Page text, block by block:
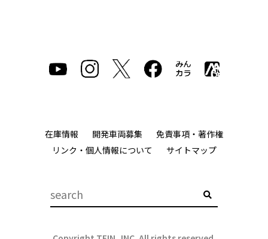
在庫情報 開発車両募集
免責事項・著作権
リンク・個人情報について
サイトマップ